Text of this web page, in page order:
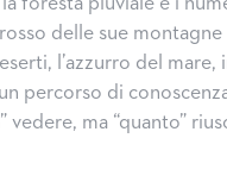
delle sue
l’azzurro del mare,
percorso di
vedere, ma “quanto”